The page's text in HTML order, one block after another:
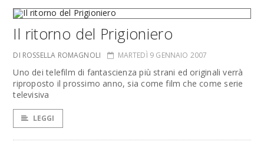
Il ritorno del Prigioniero
DI ROSSELLA ROMAGNOLI MARTEDÌ 9 GENNAIO 2007
Uno dei telefilm di fantascienza più strani ed originali verrà
riproposto il prossimo anno, sia come film che come serie
televisiva
LEGGI